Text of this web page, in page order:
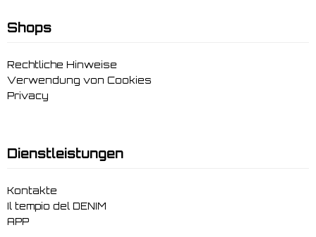
Shops
Rechtliche Hinweise
Verwendung von Cookies
Privacy
Dienstleistungen
Kontakte
Il tempio del DENIM
APP